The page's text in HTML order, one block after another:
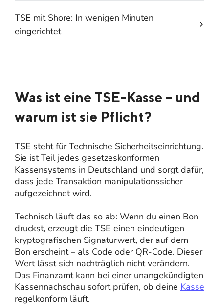
TSE mit Shore: In wenigen Minuten
eingerichtet
Was ist eine TSE-Kasse – und
warum ist sie Pflicht?
TSE steht für Technische Sicherheitseinrichtung.
Sie ist Teil jedes gesetzeskonformen
Kassensystems in Deutschland und sorgt dafür,
dass jede Transaktion manipulationssicher
aufgezeichnet wird.
Technisch läuft das so ab: Wenn du einen Bon
druckst, erzeugt die TSE einen eindeutigen
kryptografischen Signaturwert, der auf dem
Bon erscheint – als Code oder QR-Code. Dieser
Wert lässt sich nachträglich nicht verändern.
Das Finanzamt kann bei einer unangekündigten
Kassennachschau sofort prüfen, ob deine Kasse
regelkonform läuft.